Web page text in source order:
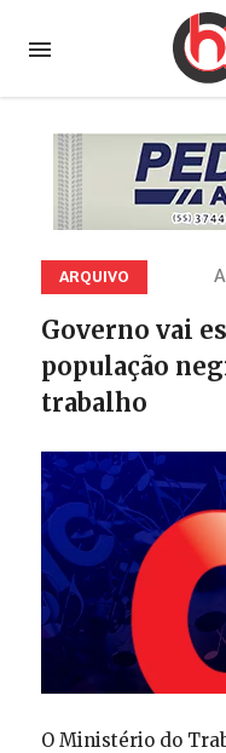
ARQUIVO
Governo vai
população
trabalho
O Ministério do